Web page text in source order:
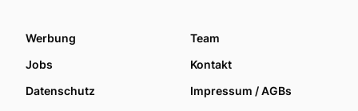
Werbung
Team
Jobs
Kontakt
Datenschutz
Impressum / AGBs